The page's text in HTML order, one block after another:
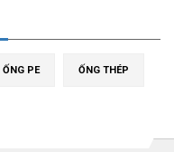
ỐNG PE ỐNG THÉP